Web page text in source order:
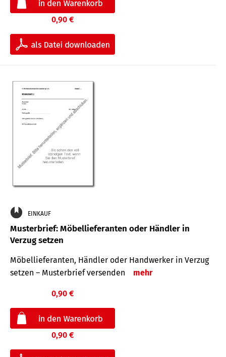
0,90 €
EINKAUF
Musterbrief: Möbellieferanten oder Händler in
Verzug setzen
Möbellieferanten, Händler oder Handwerker in Verzug
setzen – Musterbrief versenden
mehr
0,90 €
0,90 €